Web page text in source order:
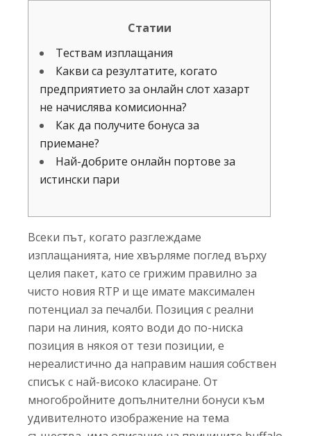
Статии
Тествам изплащания
Какви са резултатите, когато
предприятието за онлайн слот хазарт
не начислява комисионна?
Как да получите бонуса за
приемане?
Най-добрите онлайн портове за
истински пари
Всеки път, когато разглеждаме
изплащанията, ние хвърляме поглед върху
целия пакет, като се грижим правилно за
чисто новия RTP и ще имате максимален
потенциал за печалби. Позиция с реални
пари на линия, която води до по-ниска
позиция в някоя от тези позиции, е
нереалистично да направим нашия собствен
списък с най-високо класиране. От
многобройните допълнителни бонуси към
удивителното изображение на тема